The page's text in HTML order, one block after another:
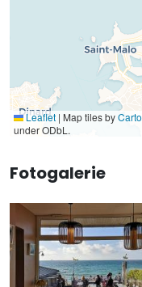
Leaflet | Map tiles byCarto
under ODbL.
Fotogalerie